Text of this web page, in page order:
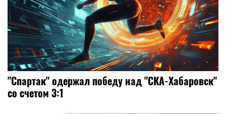
"Спартак" одержал победу над "СКА-Хабаровск"
со счетом 3:1